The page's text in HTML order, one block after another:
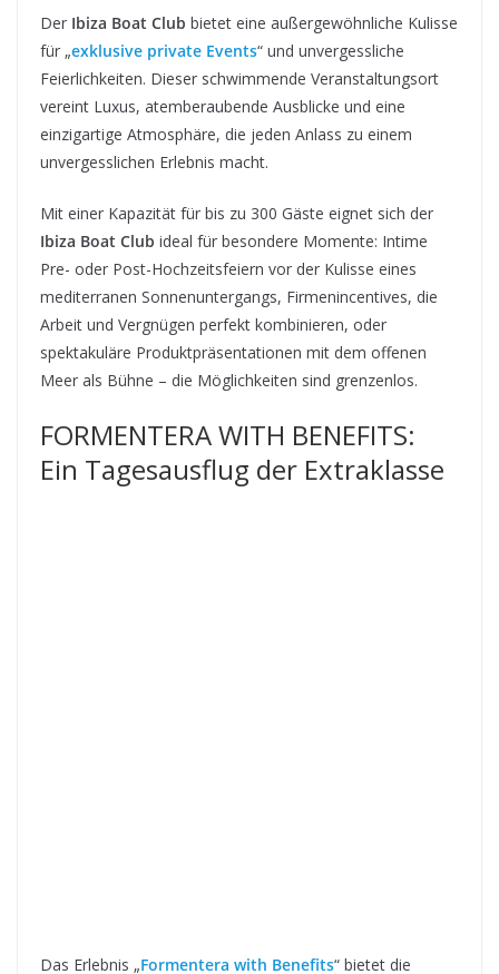
Der Ibiza Boat Club bietet eine außergewöhnliche Kulisse
für „exklusive private Events“ und unvergessliche
Feierlichkeiten. Dieser schwimmende Veranstaltungsort
vereint Luxus, atemberaubende Ausblicke und eine
einzigartige Atmosphäre, die jeden Anlass zu einem
unvergesslichen Erlebnis macht.
Mit einer Kapazität für bis zu 300 Gäste eignet sich der
Ibiza Boat Club ideal für besondere Momente: Intime
Pre- oder Post-Hochzeitsfeiern vor der Kulisse eines
mediterranen Sonnenuntergangs, Firmenincentives, die
Arbeit und Vergnügen perfekt kombinieren, oder
spektakuläre Produktpräsentationen mit dem offenen
Meer als Bühne – die Möglichkeiten sind grenzenlos.
FORMENTERA WITH BENEFITS:
Ein Tagesausflug der Extraklasse
Das Erlebnis „Formentera with Benefits“ bietet die